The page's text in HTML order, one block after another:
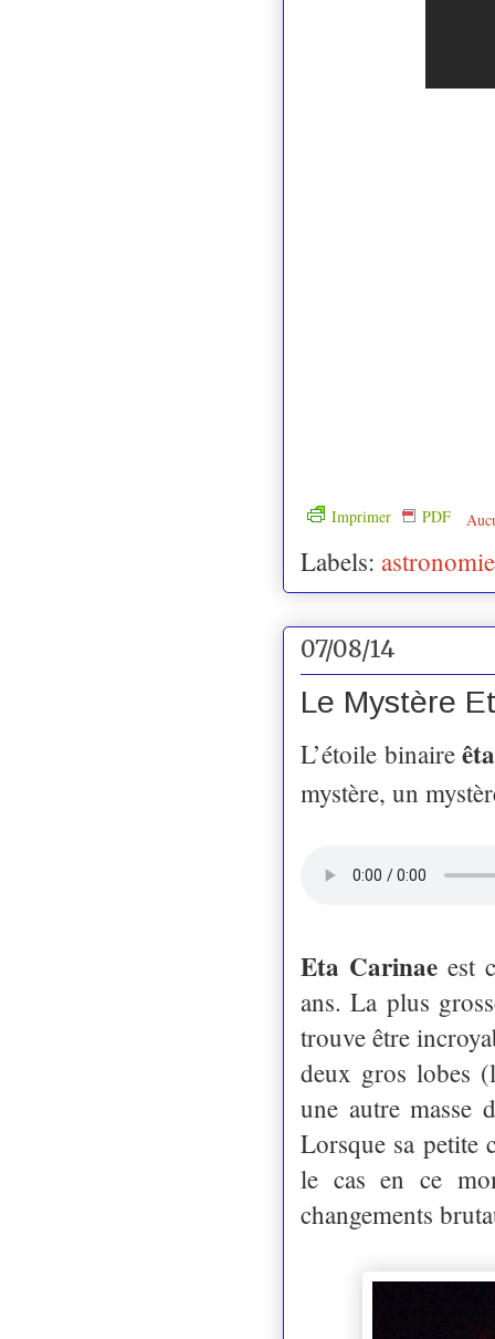
Imprimer PDF
Labels: astronomie
07/08/14
Le Mystère
L’étoile binaire
mystère, un
Eta Carinaeest
ans. La plus
trouve être
deux gros lobes
une autre masse
Lorsque sa petite
le cas en ce
changements